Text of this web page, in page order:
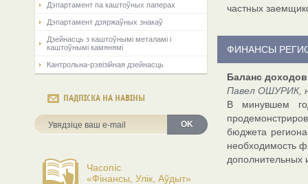
Дэпартамент па каштоўных паперах
Дэпартамент дзяржаўных знакаў
Дзейнасць з каштоўнымі металамі і
каштоўнымі камянямі
Кантрольна-рэвізійная дзейнасць
ПАДПІСКА НА НАВІНЫ
OK
Часопіс
«Фінансы, Улік, Аўдыт»
частных
ФИНАНСЫ
Баланс
Павел ОШУРИК,
В минувшем
бюджета
необходимость
дополнительных